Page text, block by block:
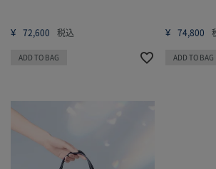
¥ 72,600 税込
ADD TO BAG
¥ 74,800
ADD TO BAG